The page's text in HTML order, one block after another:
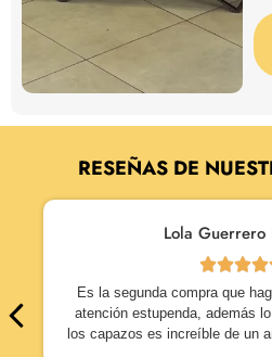
RESEÑAS DE
Lola Guerrero
Es la segunda compra que
atención estupenda, además
los capazos es increíble de un